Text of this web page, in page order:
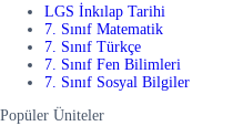
LGS İnkılap Tarihi
7. Sınıf Matematik
7. Sınıf Türkçe
7. Sınıf Fen Bilimleri
7. Sınıf Sosyal Bilgiler
Popüler Üniteler